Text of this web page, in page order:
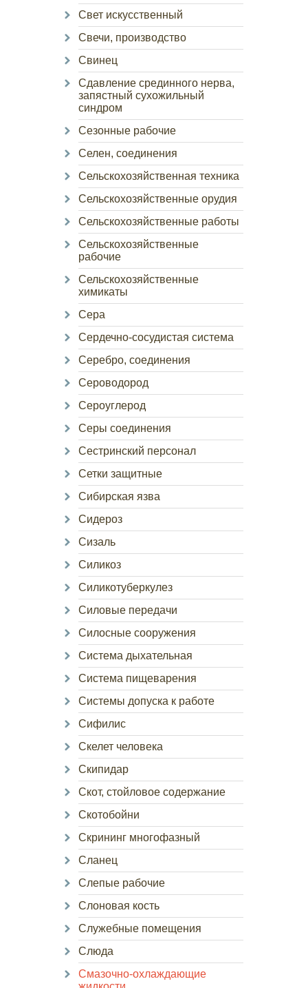
Свет искусственный
Свечи, производство
Свинец
Сдавление срединного нерва,
запястный сухожильный
синдром
Сезонные рабочие
Селен, соединения
Сельскохозяйственная техника
Сельскохозяйственные орудия
Сельскохозяйственные работы
Сельскохозяйственные
рабочие
Сельскохозяйственные
химикаты
Сера
Сердечно-сосудистая система
Серебро, соединения
Сероводород
Сероуглерод
Серы соединения
Сестринский персонал
Сетки защитные
Сибирская язва
Сидероз
Сизаль
Силикоз
Силикотуберкулез
Силовые передачи
Силосные сооружения
Система дыхательная
Система пищеварения
Системы допуска к работе
Сифилис
Скелет человека
Скипидар
Скот, стойловое содержание
Скотобойни
Скрининг многофазный
Сланец
Слепые рабочие
Слоновая кость
Служебные помещения
Слюда
Смазочно-охлаждающие